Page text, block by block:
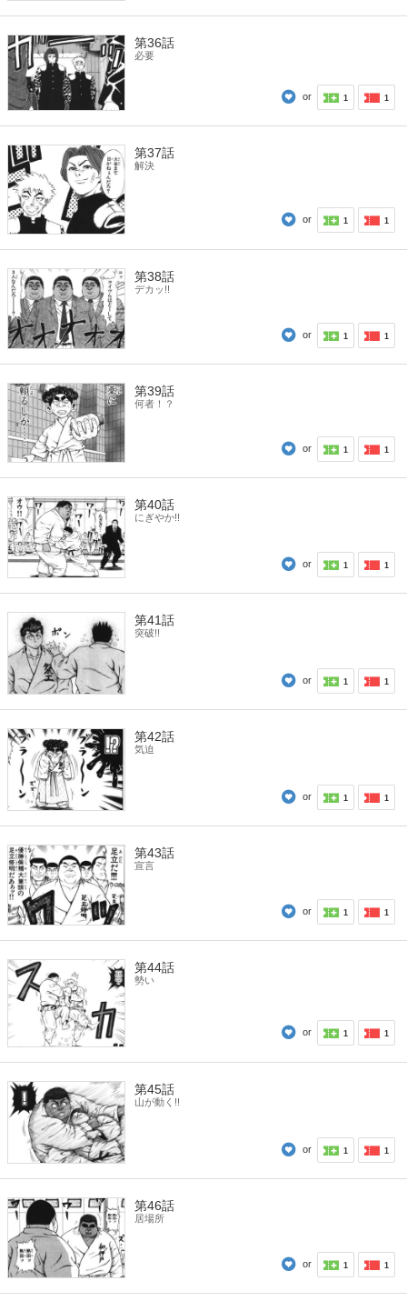
第36話
必要
or 1 1
第37話
解決
or 1 1
第38話
デカッ!!
or 1 1
第39話
何者！？
or 1 1
第40話
にぎやか!!
or 1 1
第41話
突破!!
or 1 1
第42話
気迫
or 1 1
第43話
宣言
or 1 1
第44話
勢い
or 1 1
第45話
山が動く!!
or 1 1
第46話
居場所
or 1 1